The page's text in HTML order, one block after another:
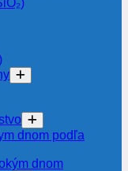
dnom podľa
dnom